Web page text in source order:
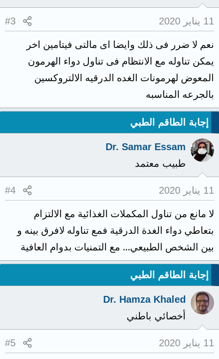
11 يناير 2020 #3
نعم لا ضرر فى ذلك وايضا اى مالتى فيتامين اخر
يمكن تناوله مع الانتظام فى تناول دواء الهرمون
المعوض لهرمونات الغده الدرقيه الالتروكسين
بالجرعه المناسبه
إجابة الطاقم الطبي
Dr. Samar Essam
طبيب معتمد
11 يناير 2020 #4
لا مانع من تناول المكملات الغذائية مع الالتزام
بتعاطي دواء الغدة الدرقية فمع تناوله لافرق بينه و
بين الشخص الطبيعي... مع التمنيات بدوام العافية
إجابة الطاقم الطبي
Dr. Hamza Khaled
أخصائي باطني
11 يناير 2020 #5